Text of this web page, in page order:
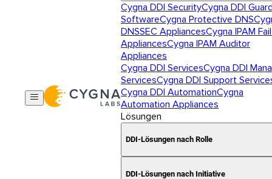
Cygna DDI SecurityCygna DDI
SoftwareCygna Protective DNS
DNSSEC AppliancesCygna IPAM
AppliancesCygna IPAM Auditor
Appliances
Cygna DDI ServicesCygna DDI
ServicesCygna DDI Support
Cygna DDI AutomationCygna
Automation Appliances
Lösungen
DDI-Lösungen nach Rolle
DDI-Lösungen nach Initiative